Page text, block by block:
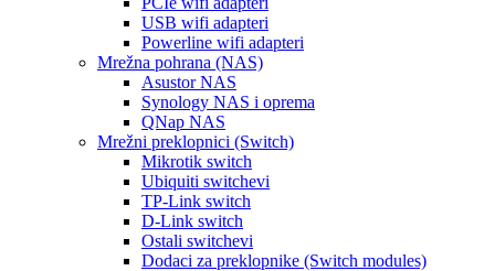
USB wifi adapteri
Powerline wifi adapteri
Mrežna pohrana (NAS)
Asustor NAS
Synology NAS i oprema
QNap NAS
Mrežni preklopnici (Switch)
Mikrotik switch
Ubiquiti switchevi
TP-Link switch
D-Link switch
Ostali switchevi
Dodaci za preklopnike (Switch modules)